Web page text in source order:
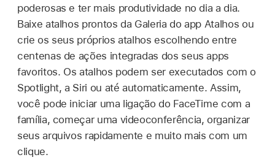
poderosas e ter mais produtividade no dia a dia.
Baixe atalhos prontos da Galeria do app Atalhos ou
crie os seus próprios atalhos escolhendo entre
centenas de ações integradas dos seus apps
favoritos. Os atalhos podem ser executados com o
Spotlight, a Siri ou até automaticamente. Assim,
você pode iniciar uma ligação do FaceTime com a
família, começar uma videoconferência, organizar
seus arquivos rapidamente e muito mais com um
clique.